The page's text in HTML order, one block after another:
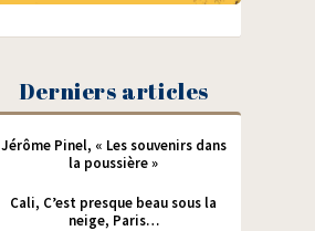
Derniers articles
Jérôme Pinel, « Les souvenirs dans
la poussière »
Cali, C’est presque beau sous la
neige, Paris…